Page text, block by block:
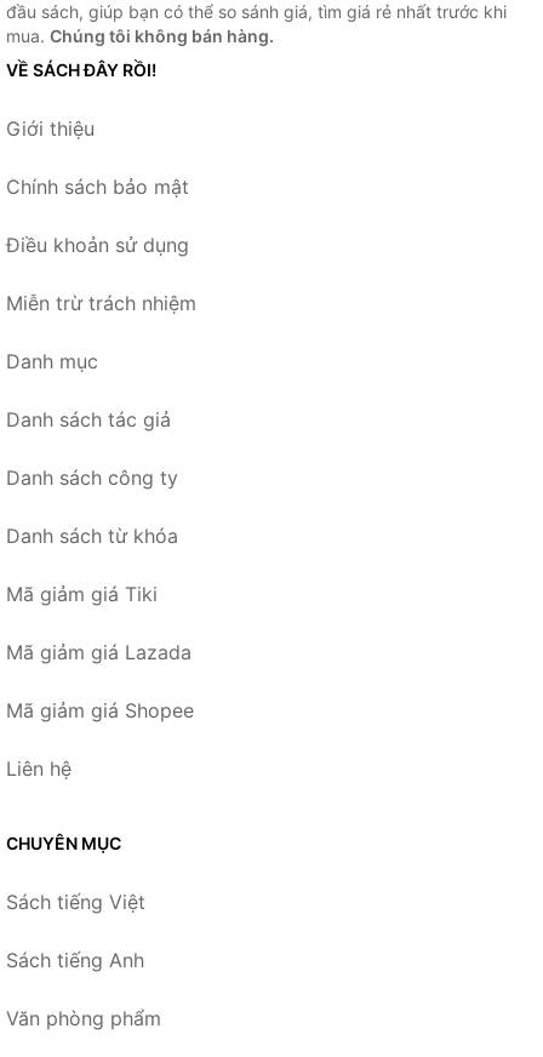
đầu sách, giúp bạn có thể so sánh giá, tìm giá rẻ nhất trước khi
mua. Chúng tôi không bán hàng.
VỀ SÁCH ĐÂY RỒI!
Giới thiệu
Chính sách bảo mật
Điều khoản sử dụng
Miễn trừ trách nhiệm
Danh mục
Danh sách tác giả
Danh sách công ty
Danh sách từ khóa
Mã giảm giá Tiki
Mã giảm giá Lazada
Mã giảm giá Shopee
Liên hệ
CHUYÊN MỤC
Sách tiếng Việt
Sách tiếng Anh
Văn phòng phẩm